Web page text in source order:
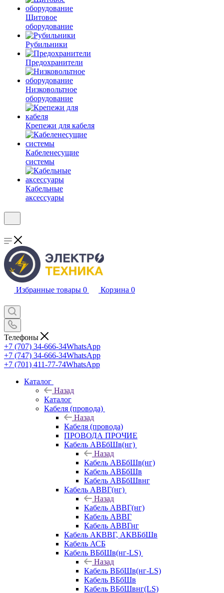
Щитовое
оборудование
Рубильники
Предохранители
Низковольтное
оборудование
Крепежи для кабеля
Кабеленесущие
системы
Кабельные
аксессуары
Избранные товары 0 Корзина 0
Телефоны
+7 (707) 34-666-34WhatsApp
+7 (747) 34-666-34WhatsApp
+7 (701) 411-77-74WhatsApp
Каталог
Назад
Каталог
Кабеля (провода)
Назад
Кабеля (провода)
ПРОВОДА ПРОЧИЕ
Кабель АВБбШв(нг)
Назад
Кабель АВБбШв(нг)
Кабель АВБбШв
Кабель АВБбШвнг
Кабель АВВГ(нг)
Назад
Кабель АВВГ(нг)
Кабель АВВГ
Кабель АВВГнг
Кабель АКВВГ, АКВБбШв
Кабель АСБ
Кабель ВБбШв(нг-LS)
Назад
Кабель ВБбШв(нг-LS)
Кабель ВБбШв
Кабель ВБбШвнг(LS)